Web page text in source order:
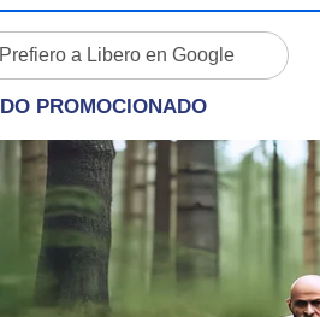
Prefiero a Libero en Google